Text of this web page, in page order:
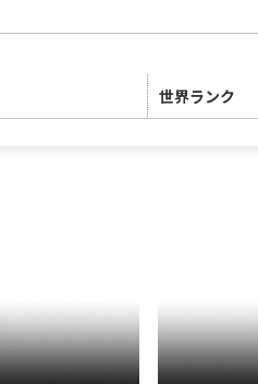
世界ランク